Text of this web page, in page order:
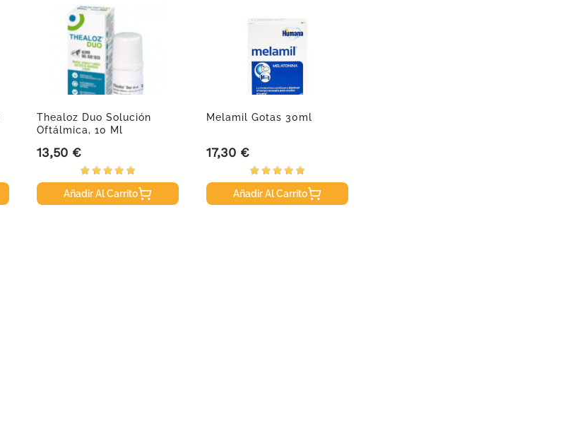
Thealoz Duo Solución
Oftálmica, 10 Ml
Precio
13,50 €
Añadir Al Carrito
Melamil Gotas 30ml
Precio
17,30 €
Añadir Al Carrito